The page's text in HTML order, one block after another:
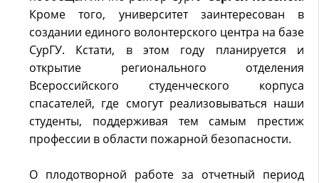
Кроме того, университет заинтересован в
создании единого волонтерского центра на базе
СурГУ. Кстати, в этом году планируется и
открытие регионального отделения
Всероссийского студенческого корпуса
спасателей, где смогут реализовываться наши
студенты, поддерживая тем самым престиж
профессии в области пожарной безопасности.
О плодотворной работе за отчетный период